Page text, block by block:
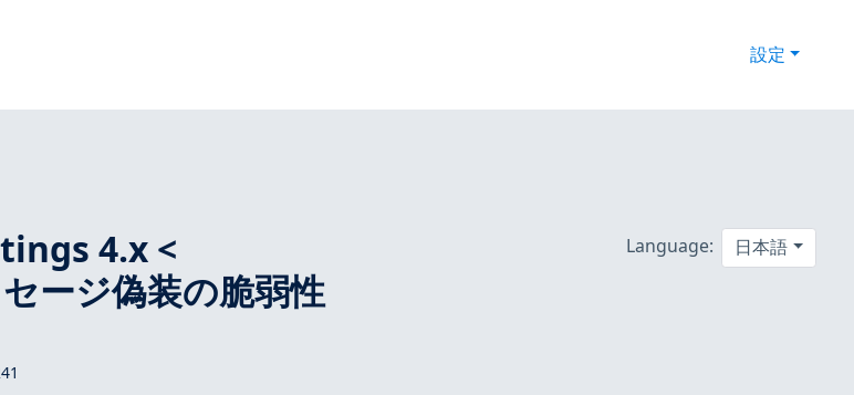
設定
4.x <
ージ偽装の脆弱性
Language: 日本語